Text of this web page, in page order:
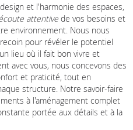
et l'harmonie des espaces,
attentivede vos besoins et
environnement. Nous nous
pour révéler le potentiel
lieu où il fait bon vivre et
avec vous, nous concevons des
et praticité, tout en
structure. Notre savoir-faire
à l'aménagement complet
portée aux détails et à la